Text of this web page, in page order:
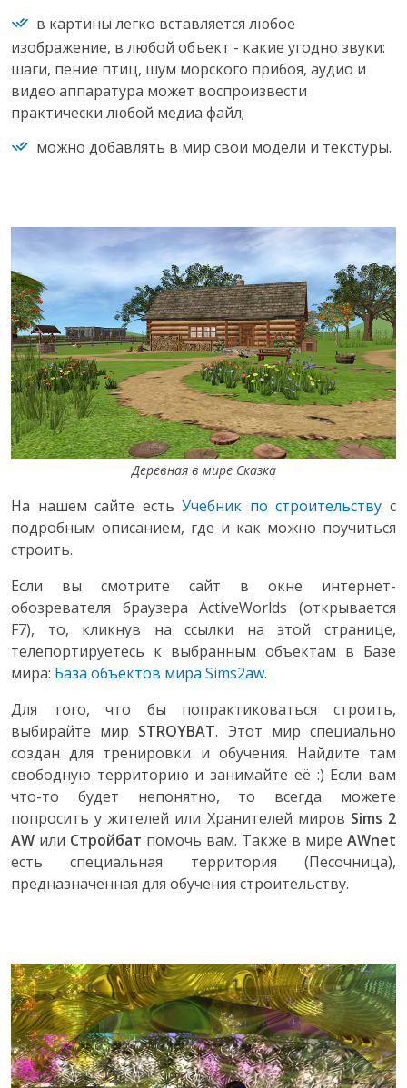
в картины легко вставляется любое
изображение, в любой объект - какие угодно звуки:
шаги, пение птиц, шум морского прибоя, аудио и
видео аппаратура может воспроизвести
практически любой медиа файл;
можно добавлять в мир свои модели и текстуры.
Деревная в мире Сказка
На нашем сайте естьУчебник по строительству с
подробным описанием, где и как можно поучиться
строить.
Если вы смотрите сайт в окне интернет-
обозревателя браузера ActiveWorlds (открывается
F7), то, кликнув на ссылки на этой странице,
телепортируетесь к выбранным объектам в Базе
мира: База объектов мира Sims2aw.
Для того, что бы попрактиковаться строить,
выбирайте мир STROYBAT. Этот мир специально
создан для тренировки и обучения. Найдите там
свободную территорию и занимайте её :) Если вам
что-то будет непонятно, то всегда можете
попросить у жителей или Хранителей миров Sims 2
AW или Стройбат помочь вам. Также в мире AWnet
есть специальная территория (Песочница),
предназначенная для обучения строительству.